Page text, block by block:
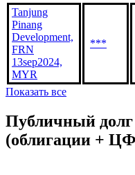
Tanjung
Pinang
Development,
FRN
13sep2024,
MYR
***
Показать все
Публичный
(облигации +